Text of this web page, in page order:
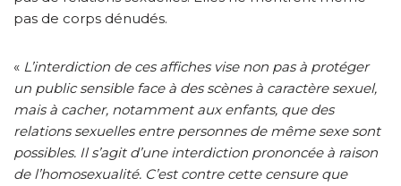
pas de corps dénudés.
« L’interdiction de ces affiches vise non pas à protéger
un public sensible face à des scènes à caractère sexuel,
mais à cacher, notamment aux enfants, que des
relations sexuelles entre personnes de même sexe sont
possibles. Il s’agit d’une interdiction prononcée à raison
de l’homosexualité. C’est contre cette censure que